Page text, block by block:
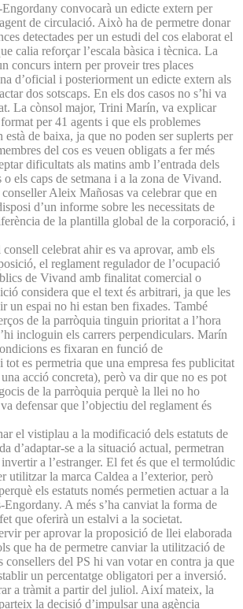
convocarà un edicte extern per
de circulació. Això ha de permetre donar
detectades per un estudi del cos elaborat el
calia reforçar l’escala bàsica i tècnica. La
concurs intern per proveir tres places
d’oficial i posteriorment un edicte extern als
dos sotscaps. En els dos casos no s’hi va
La cònsol major, Trini Marín, va explicar
per 41 agents i que els problemes
està de baixa, ja que no poden ser suplerts per
del cos es veuen obligats a fer més
dificultats als matins amb l’entrada dels
o els caps de setmana i a la zona de Vivand.
Aleix Mañosas va celebrar que en
d’un informe sobre les necessitats de
de la plantilla global de la corporació, i
celebrat ahir es va aprovar, amb els
el reglament regulador de l’ocupació
de Vivand amb finalitat comercial o
considera que el text és arbitrari, ja que les
un espai no hi estan ben fixades. També
de la parròquia tinguin prioritat a l’hora
incloguin els carrers perpendiculars. Marín
es fixaran en funció de
tot es permetria que una empresa fes publicitat
acció concreta), però va dir que no es pot
de la parròquia perquè la llei no ho
defensar que l’objectiu del reglament és
el vistiplau a la modificació dels estatuts de
d’adaptar-se a la situació actual, permetran
a l’estranger. El fet és que el termolúdic
utilitzar la marca Caldea a l’exterior, però
els estatuts només permetien actuar a la
Engordany. A més s’ha canviat la forma de
que oferirà un estalvi a la societat.
per aprovar la proposició de llei elaborada
que ha de permetre canviar la utilització de
consellers del PS hi van votar en contra ja que
un percentatge obligatori per a inversió.
a tràmit a partir del juliol. Així mateix, la
la decisió d’impulsar una agència